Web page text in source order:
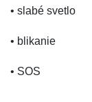
• slabé svetlo
• blikanie
• SOS